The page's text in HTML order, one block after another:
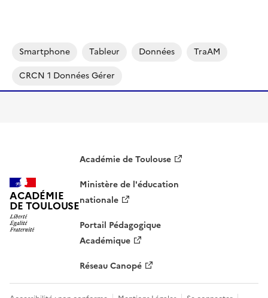
Smartphone Tableur Données
TraAM
CRCN 1 Données Gérer
ACADÉMIE
DE TOULOUSE
Académie de Toulouse
Ministère de l'éducation
nationale
Portail Pédagogique
Académique
Réseau Canopé